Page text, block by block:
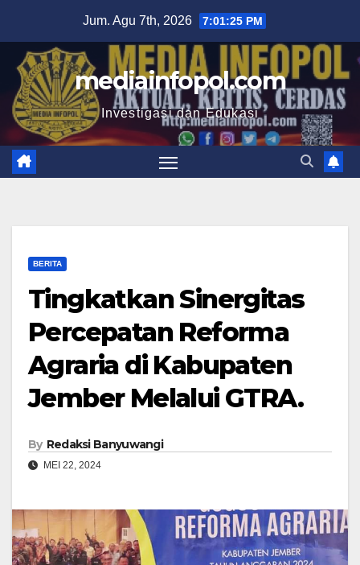
content
Jum. Agu 7th, 2026 7:01:26 PM
mediainfopol.com
Investigasi dan Edukasi
BERITA
Tingkatkan Sinergitas
Percepatan Reforma
Agraria di Kabupaten
Jember Melalui GTRA.
By Redaksi Banyuwangi
MEI 22, 2024